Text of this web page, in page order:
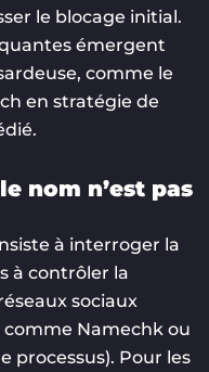
le blocage initial.
émergent
comme le
en stratégie de
nom n’est pas
à interroger la
à contrôler la
sociaux
Namechk ou
processus). Pour les